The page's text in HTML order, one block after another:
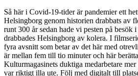
Så här i Covid-19-tider är pandemier ett
Helsingborg genom historien drabbats av
runt 300 år sedan hade vi pesten på besök
drabbades Helsingborg av kolera. I
fyra avsnitt som betar av det här med
är mellan fem till tio minuter och här
Kulturmagasinets duktiga medarbetare
var riktigt illa ute. Följ med digitalt till